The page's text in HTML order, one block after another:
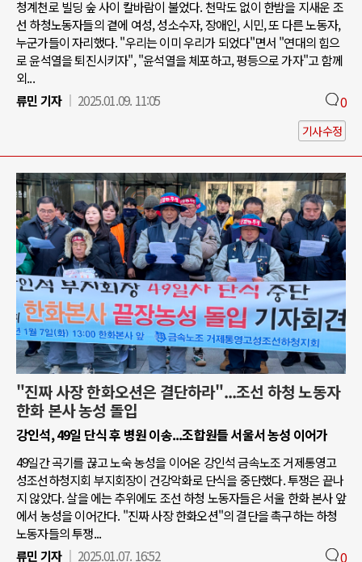
청계천로 빌딩 숲 사이 칼바람이 불었다. 천막도 없이 한밤을 지새운 조
선 하청노동자들의 곁에 여성, 성소수자, 장애인, 시민, 또 다른 노동자,
누군가들이 자리했다. "우리는 이미 우리가 되었다"면서 "연대의 힘으
로 윤석열을 퇴진시키자", "윤석열을 체포하고, 평등으로 가자"고 함께
외...
류민 기자
2025.01.09. 11:05 0
기사수정
"진짜 사장 한화오션은 결단하라"...조선 하청 노동자
한화 본사 농성 돌입
강인석, 49일 단식 후 병원 이송...조합원들 서울서 농성 이어가
49일간 곡기를 끊고 노숙 농성을 이어온 강인석 금속노조 거제통영고
성조선하청지회 부지회장이 건강악화로 단식을 중단했다. 투쟁은 끝나
지 않았다. 살을 에는 추위에도 조선 하청 노동자들은 서울 한화 본사 앞
에서 농성을 이어간다. "진짜 사장 한화오션"의 결단을 촉구하는 하청
노동자들의 투쟁...
류민 기자
2025.01.07. 16:52 0